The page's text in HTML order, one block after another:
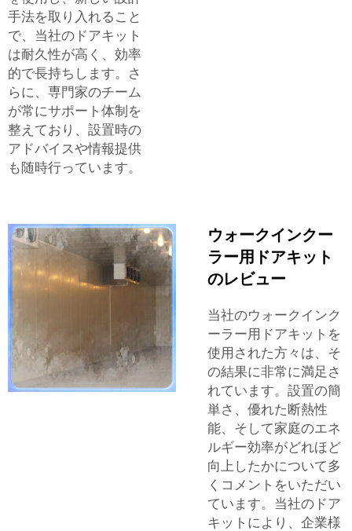
手法を取り入れること
で、当社のドアキット
は耐久性が高く、効率
的で長持ちします。さ
らに、専門家のチーム
が常にサポート体制を
整えており、設置時の
アドバイスや情報提供
も随時行っています。
ウォークインクー
ラー用ドアキット
のレビュー
当社のウォークインク
ーラー用ドアキットを
使用された方々は、そ
の結果に非常に満足さ
れています。設置の簡
単さ、優れた断熱性
能、そして家庭のエネ
ルギー効率がどれほど
向上したかについて多
くコメントをいただい
ています。当社のドア
キットにより、企業様